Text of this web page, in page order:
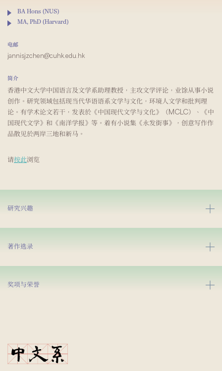
BA Hons (NUS)
MA, PhD (Harvard)
电邮
jannisjzchen@cuhk.edu.hk
简介
香港中文大学中国语言及文学系助理教授，主攻文学评论，业馀从事小说
创作。研究领域包括现当代华语语系文学与文化，环境人文学和批判理
论。有学术论文若干，发表於《中国现代文学与文化》（MCLC）、《中
国现代文学》和《南洋学报》等。着有小说集《永发街事》，创意写作作
品散见於两岸三地和新马。
请按此浏览
研究兴趣
著作选录
奖项与荣誉